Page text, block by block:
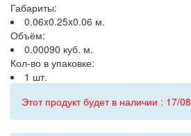
Габариты:
0.06x0.25x0.06 м.
Объём:
0.00090 куб. м.
Кол-во в упаковке:
1 шт.
Этот продукт будет в наличии : 17/